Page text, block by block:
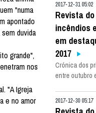
"numa
apontado
duvida
grande",
nos
"A Igreja
e no amor
2017-12-31 05:02
Revista
incêndios
em
2017
Crónica dos
entre outubro
2017-12-30 05:17